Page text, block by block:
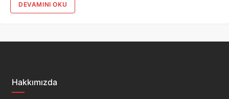
DEVAMINI OKU
Hakkımızda